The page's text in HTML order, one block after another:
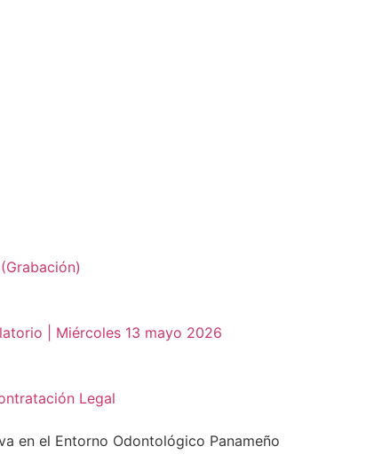
| Miércoles 13 mayo 2026
Legal
en el Entorno Odontológico Panameño